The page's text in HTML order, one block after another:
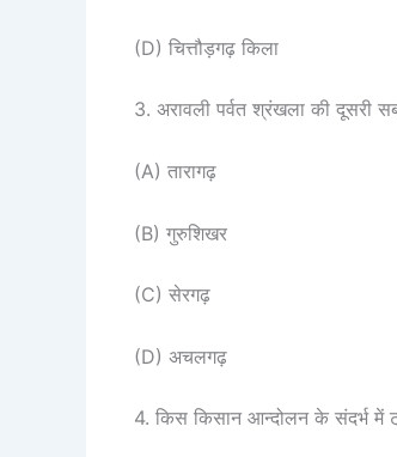
(D) चित्तौड़गढ़ किला
3. अरावली पर्वत श्रंखला की दूसरी
(A) तारागढ़
(B) गुरुशिखर
(C) सेरगढ़
(D) अचलगढ़
4. किस किसान आन्दोलन के संदर्भ में